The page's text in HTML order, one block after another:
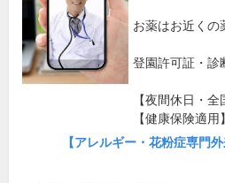
お薬はお近くの
登園許可証・診
【夜間休日・全
【健康保険適用】
【アレルギー・花粉症専門